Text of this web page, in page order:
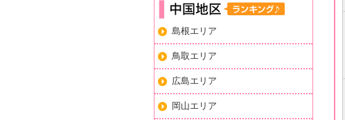
島根エリア
鳥取エリア
広島エリア
岡山エリア